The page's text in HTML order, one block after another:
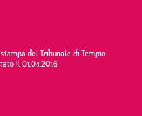
del Tribunale di Tempio
il 01.04.2016